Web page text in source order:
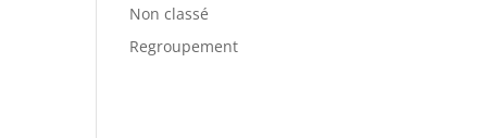
Non classé
Regroupement